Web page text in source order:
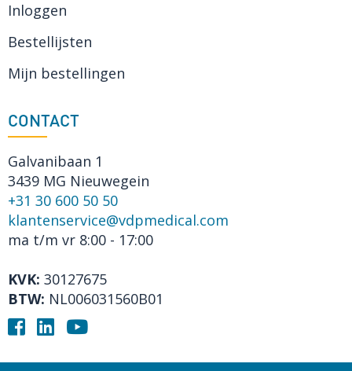
Inloggen
Bestellijsten
Mijn bestellingen
CONTACT
Galvanibaan 1
3439 MG Nieuwegein
+31 30 600 50 50
klantenservice@vdpmedical.com
ma t/m vr 8:00 - 17:00
KVK: 30127675
BTW: NL006031560B01